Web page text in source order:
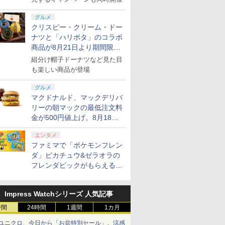
グルメ
クリスピー・クリーム・ドー
ナツと「ハリポタ」のコラボ
商品が8月21日より期間限定
で発売
組分け帽子ドーナツなど見た目
も楽しい商品が登場
グルメ
マクドナルド、マックデリバ
リーの朝マックの最低注文料
金が500円値上げ。8月18日
より1,500円から受付
エンタメ
ファミマで「ポケモンフレン
ダ」ピカチュウ&ゼラオラの
フレンダピックがもらえるキ
Impress Watchシリーズ 人気記事
24時間 1週間 1カ月
ニクロ、今日から「お盆特別セール」。涼感